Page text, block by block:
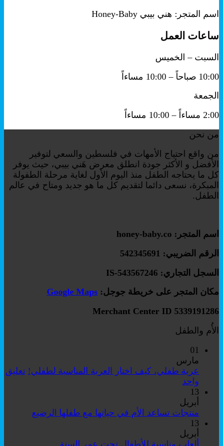
اسم المتجر: هني بيبي Honey-Baby
ساعات العمل
السبت – الخميس
10:00 صباحاً – 10:00 مساءاً
الجمعة
2:00 مساءاً – 10:00 مساءاً
من نحن
من واقع احتياج الأمهات في فلسطين والسعي لتوفير
الأفضل و الأكثر جودة انطلق معرض هَني بيبي، حيث يوفر
كل ما يحتاجه الطفل منذ اليوم الأول لغاية مرحلة الطفولة
المبكرة، نسعى دائما لتقديم كل ما هو جديد ومتاح في عالم
الطفل.
اسم المتجر: honey-baby.co
الرقم الضريبي: 542345691
السجل التجاري: IS-543567246
مكان المتجر على خريطة جوجل: Google Maps
Merchant Center ID 5339191286
الأُم والطفل
01
مارس
عربة طفلي، كيف اختار العربة المناسبة لطفلي! تعليق
واحد
طفلي،
كيف
العربة
المناسبة
13
أبريل
منتجات تساعد الأم في حياتها مع طفلها الرضيع
13
أبريل
ألعاب مناسبة للأطفال تحت عمر السنة